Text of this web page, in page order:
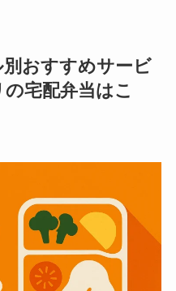
おすすめサービ
宅配弁当はこ